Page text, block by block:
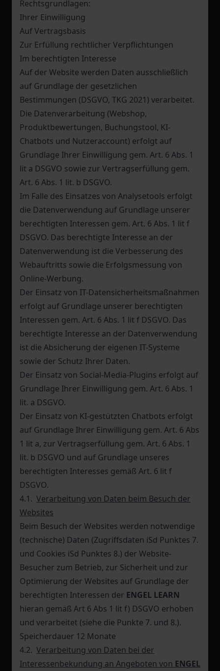
Rechtsgrundlagen:
Ihrer Einwilligung
Auf Vertragsbasis
Zur Erfüllung rechtlicher Verpflichtungen
Im berechtigten Interesse
Auf der Website werden Daten ausschließlich
auf Grundlage der gesetzlichen
Bestimmungen (DSGVO, TKG 2021) verarbeitet.
Die Datenverarbeitung (Webshop,
Produktbewertungen, Buchungstool, KI-
Chatbots und Nutzeraccount) erfolgt auf
Grundlage Ihrer Einwilligung gem. Art. 6 Abs. 1
lit a DSGVO sowie zur Vertragserfüllung gem.
Art. 6 Abs. 1 lit. b DSGVO.
Im Falle des Einsatzes von Analysetools erfolgt
die Datenverwendung auf Grundlage unserer
berechtigten Interessen gem. Art. 6 Abs. 1 lit f
DSGVO. Das berechtigte Interesse an der
Datenverwendung ist die Verbesserung des
Webauftritts sowie die Erfolgsmessung von
Online-Werbung.
Der Einsatz von IT-Datensicherheitsmaßnahmen
erfolgt auf Grundlage unserer berechtigten
Interessen gem. Art. 6 Abs. 1 lit f DSGVO. Das
berechtigte Interesse an der Datenverwendung
ist die Absicherung der eigenen IT-Systeme
sowie der Schutz Ihrer Daten.
Der Einsatz von Social-Media-Plugins erfolgt auf
Grundlage Ihrer Einwilligung gem. Art. 6 Abs. 1
lit. a DSGVO.
Der Einsatz von KI-gestützten Chatbots erfolgt
auf Grundlage Ihrer Einwilligung gem. Art. 6 Abs
1 lit a, zur Vertragserfüllung gem. Art. 6 Abs. 1
lit. b DSGVO und auf Grundlage unseres
berechtigten Interesses gemäß Art. 6 lit f
DSGVO.
4.1. Verarbeitung von Daten beim Besuch der
Websites
Beim Besuch der Websites werden notwendige
(technische) Daten (Zugriffsdaten iSd Punktes 7.
und Cookies iSd Punktes 8.) der Website-
Besucher zum Betrieb, zur Sicherheit und zur
Optimierung der Websites auf Grundlage der
berechtigten Interessen der ENGEL LEARN
hieran gemäß Art 6 Abs 1 lit f) DSGVO erhoben
und verarbeitet (siehe die Punkte 7. und 8.).
Speicherdauer 12 Monate
4.2. Verarbeitung von Daten bei der
Interessenbekundung an Angeboten von ENGEL